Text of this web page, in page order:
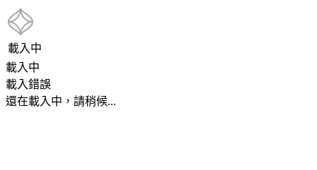
載入中
載入中
載入錯誤
還在載入中，請稍候...